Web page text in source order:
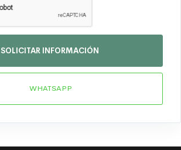
SOLICITAR INFORMACIÓN
WHATSAPP